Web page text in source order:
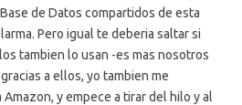
de Datos compartidos de esta
Pero igual te deberia saltar si
tambien lo usan -es mas nosotros
a ellos, yo tambien me
y empece a tirar del hilo y al